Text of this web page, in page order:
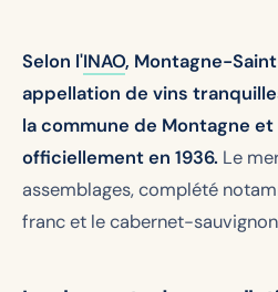
Selon l'INAO, Montagne-
appellation de vins
la commune de Montagne
officiellement en 1936. Le
assemblages, complété
franc et le cabernet-